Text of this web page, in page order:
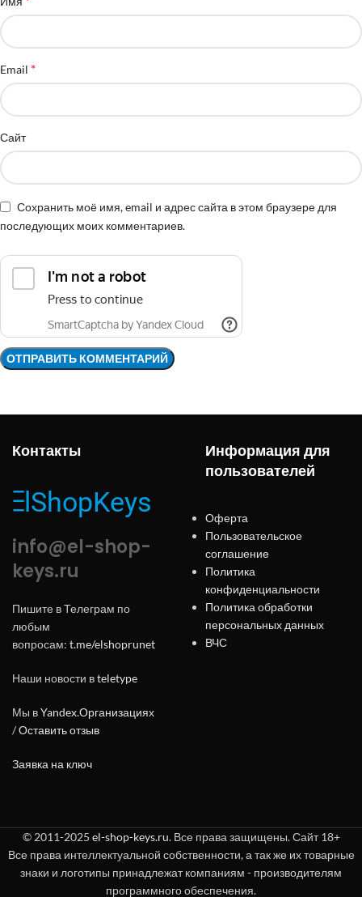
Email *
Сайт
Сохранить моё имя, email и адрес сайта в этом браузере для
последующих моих комментариев.
Контакты
info@el-shop-
keys.ru
Пишите в Телеграм по
любым
вопросам: t.me/elshoprunet
Наши новости вteletype
Мы вYandex.Организациях
/Оставить отзыв
Заявка на ключ
Информация для
пользователей
Оферта
Пользовательское
соглашение
Политика
конфиденциальности
Политика обработки
персональных данных
ВЧС
© 2011-2025 el-shop-keys.ru. Все права защищены. Сайт 18+
Все права интеллектуальной собственности, а так же их товарные
знаки и логотипы принадлежат компаниям - производителям
программного обеспечения.